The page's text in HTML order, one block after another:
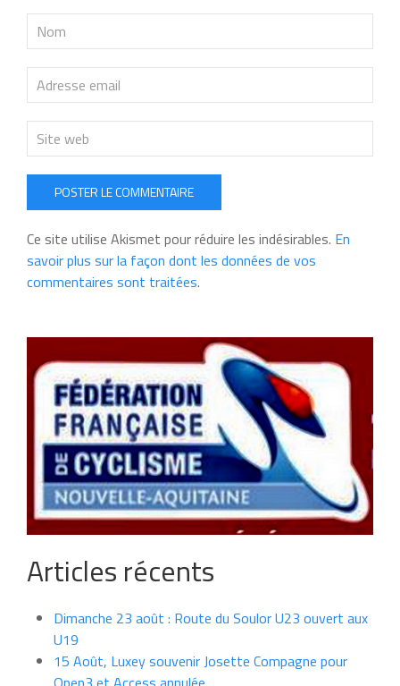
POSTER LE COMMENTAIRE
Ce site utilise Akismet pour réduire les indésirables. En
savoir plus sur la façon dont les données de vos
commentaires sont traitées.
Articles récents
Dimanche 23 août : Route du Soulor U23 ouvert aux
U19
15 Août, Luxey souvenir Josette Compagne pour